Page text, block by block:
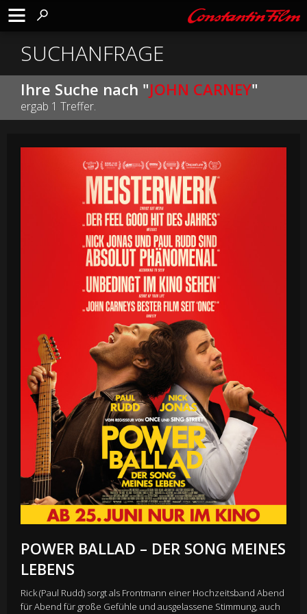
SUCHANFRAGE
Ihre Suche nach "JOHN CARNEY"
ergab 1 Treffer.
POWER BALLAD – DER SONG MEINES
LEBENS
Rick (Paul Rudd) sorgt als Frontmann einer Hochzeitsband Abend
für Abend für große Gefühle und ausgelassene Stimmung, auch